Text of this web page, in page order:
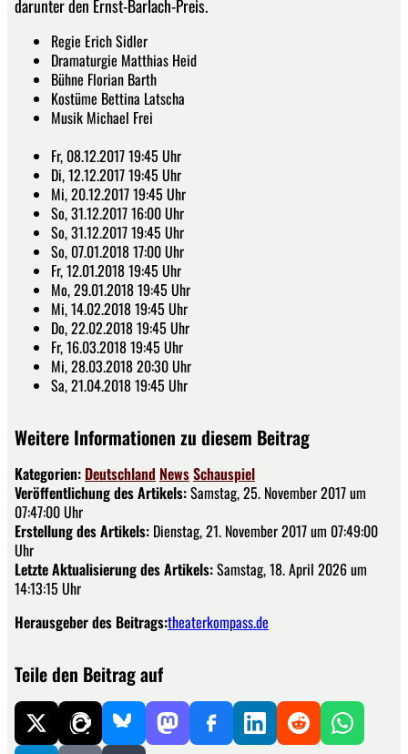
darunter den Ernst-Barlach-Preis.
Regie Erich Sidler
Dramaturgie Matthias Heid
Bühne Florian Barth
Kostüme Bettina Latscha
Musik Michael Frei
Fr, 08.12.2017 19:45 Uhr
Di, 12.12.2017 19:45 Uhr
Mi, 20.12.2017 19:45 Uhr
So, 31.12.2017 16:00 Uhr
So, 31.12.2017 19:45 Uhr
So, 07.01.2018 17:00 Uhr
Fr, 12.01.2018 19:45 Uhr
Mo, 29.01.2018 19:45 Uhr
Mi, 14.02.2018 19:45 Uhr
Do, 22.02.2018 19:45 Uhr
Fr, 16.03.2018 19:45 Uhr
Mi, 28.03.2018 20:30 Uhr
Sa, 21.04.2018 19:45 Uhr
Weitere Informationen zu diesem Beitrag
Kategorien: Deutschland NewsSchauspiel
Veröffentlichung des Artikels:Samstag, 25. November 2017 um
07:47:00 Uhr
Erstellung des Artikels: Dienstag, 21. November 2017 um 07:49:00
Uhr
Letzte Aktualisierung des Artikels:Samstag, 18. April 2026 um
14:13:15 Uhr
Herausgeber des Beitrags:theaterkompass.de
Teile den Beitrag auf